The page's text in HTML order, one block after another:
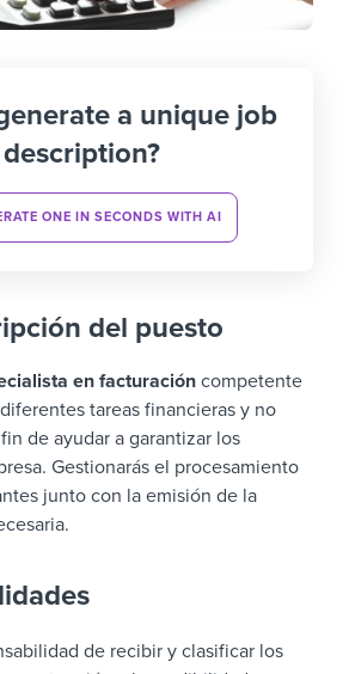
a unique job
description?
ONE IN SECONDS WITH AI
del puesto
en facturación competente
tareas financieras y no
de ayudar a garantizar los
Gestionarás el procesamiento
junto con la emisión de la
de recibir y clasificar los